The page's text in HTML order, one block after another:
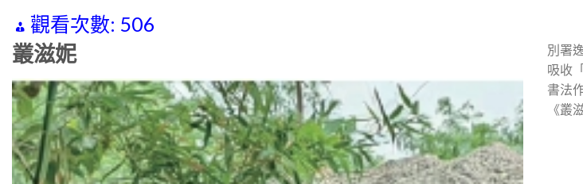
觀看次數: 506
叢滋妮
別署
吸收
書法
《叢